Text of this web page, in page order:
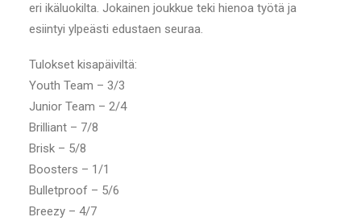
eri ikäluokilta. Jokainen joukkue teki hienoa työtä ja
esiintyi ylpeästi edustaen seuraa.
Tulokset kisapäiviltä:
Youth Team – 3/3
Junior Team – 2/4
Brilliant – 7/8
Brisk – 5/8
Boosters – 1/1
Bulletproof – 5/6
Breezy – 4/7